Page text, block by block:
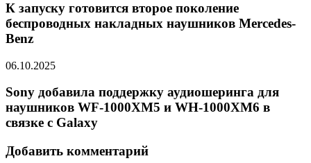
К запуску готовится второе поколение
беспроводных накладных наушников Mercedes-
Benz
06.10.2025
Sony добавила поддержку аудиошеринга для
наушников WF-1000XM5 и WH-1000XM6 в
связке с Galaxy
Добавить комментарий